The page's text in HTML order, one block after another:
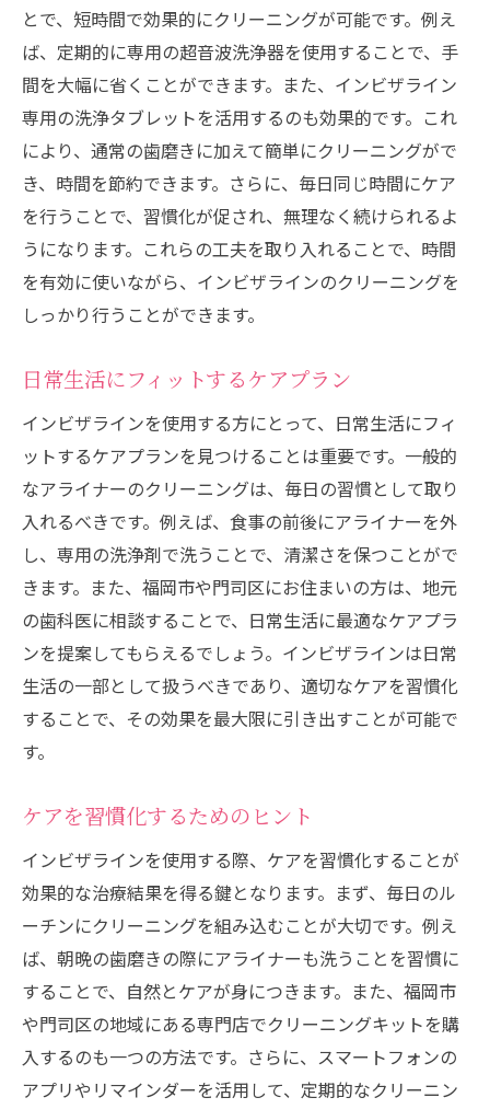
とで、短時間で効果的にクリーニングが可能です。例え
ば、定期的に専用の超音波洗浄器を使用することで、手
間を大幅に省くことができます。また、インビザライン
専用の洗浄タブレットを活用するのも効果的です。これ
により、通常の歯磨きに加えて簡単にクリーニングがで
き、時間を節約できます。さらに、毎日同じ時間にケア
を行うことで、習慣化が促され、無理なく続けられるよ
うになります。これらの工夫を取り入れることで、時間
を有効に使いながら、インビザラインのクリーニングを
しっかり行うことができます。
日常生活にフィットするケアプラン
インビザラインを使用する方にとって、日常生活にフィ
ットするケアプランを見つけることは重要です。一般的
なアライナーのクリーニングは、毎日の習慣として取り
入れるべきです。例えば、食事の前後にアライナーを外
し、専用の洗浄剤で洗うことで、清潔さを保つことがで
きます。また、福岡市や門司区にお住まいの方は、地元
の歯科医に相談することで、日常生活に最適なケアプラ
ンを提案してもらえるでしょう。インビザラインは日常
生活の一部として扱うべきであり、適切なケアを習慣化
することで、その効果を最大限に引き出すことが可能で
す。
ケアを習慣化するためのヒント
インビザラインを使用する際、ケアを習慣化することが
効果的な治療結果を得る鍵となります。まず、毎日のル
ーチンにクリーニングを組み込むことが大切です。例え
ば、朝晩の歯磨きの際にアライナーも洗うことを習慣に
することで、自然とケアが身につきます。また、福岡市
や門司区の地域にある専門店でクリーニングキットを購
入するのも一つの方法です。さらに、スマートフォンの
アプリやリマインダーを活用して、定期的なクリーニン